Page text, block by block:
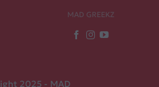
MAD GREEKZ
2025 - MAD